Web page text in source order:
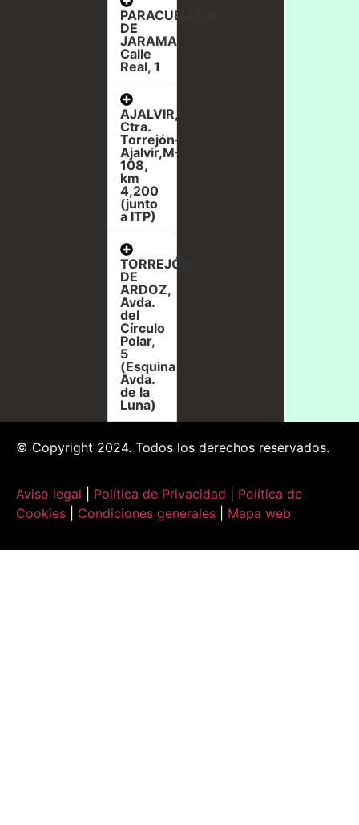
PARACUELLOS
DE
JARAMA,
Calle
Real, 1
AJALVIR,
Ctra.
Torrejón-
Ajalvir,M-
108,
km
4,200
(junto
a ITP)
TORREJÓN
DE
ARDOZ,
Avda.
del
Círculo
Polar,
5
(Esquina
Avda.
de la
Luna)
© Copyright 2024. Todos los derechos reservados.
Aviso legal Política de Privacidad
Política de
Cookies
Condiciones generales Mapa web